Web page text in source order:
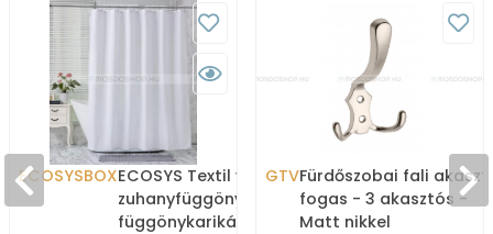
ECOSYSBOXECOSYS Textil varrott
zuhanyfüggöny 12db
függönykarikával
GTVFürdőszobai fali
fogas - 3 akasztós -
Matt nikkel